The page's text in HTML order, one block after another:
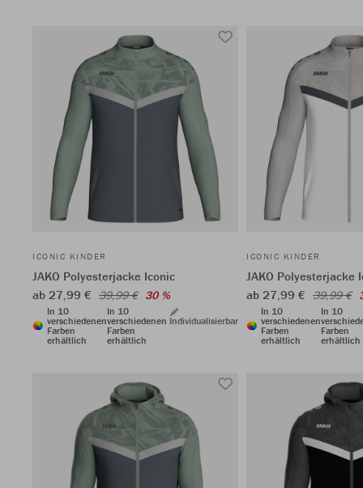
ICONIC KINDER
JAKO Polyesterjacke Iconic
ab 27,99 € 39,99 € 30 %
In 10
verschiedenen
Farben
erhältlich
In 10
verschiedenen
Farben
erhältlich
Individualisierbar
ICONIC KINDER
JAKO Polyesterjacke
ab 27,99 € 39,99 €
In 10
verschiedenen
Farben
erhältlich
In 10
Farben
erhältlich